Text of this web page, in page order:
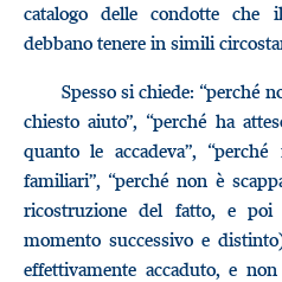
catalogo delle condotte che
debbano tenere in simili
Spesso si chiede: “perché
chiesto aiuto”, “perché ha
quanto le accadeva”,
familiari”, “perché non è
ricostruzione del fatto, e
momento successivo e
effettivamente accaduto, e